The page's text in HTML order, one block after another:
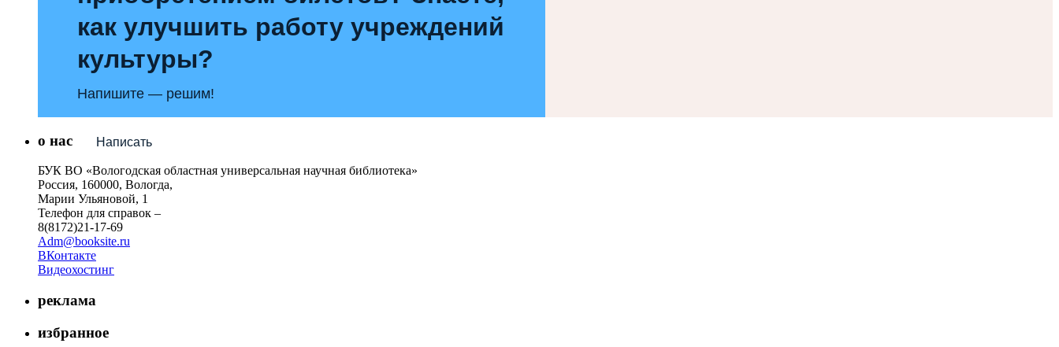
как улучшить работу учреждений
культуры?
Напишите — решим!
Написать
о нас
БУК ВО «Вологодская областная универсальная научная библиотека»
Россия, 160000, Вологда,
Марии Ульяновой, 1
Телефон для справок –
8(8172)21-17-69
Adm@booksite.ru
ВКонтакте
Видеохостинг
реклама
избранное